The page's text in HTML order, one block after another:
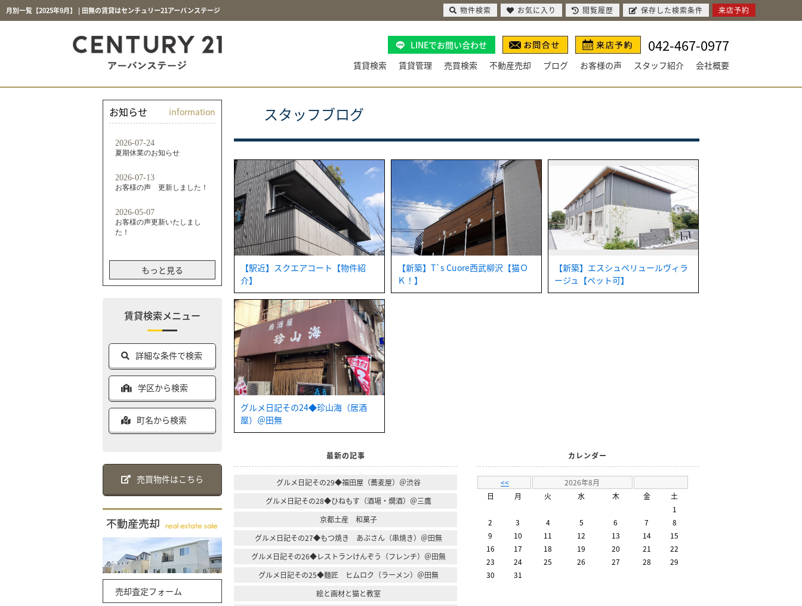
月別一覧【2025年9月】 | 田無の賃貸はセンチュリー21アーバンステージ
LINEでお問い合わせ 042-467-0977
賃貸検索 賃貸管理 売買検索 不動産売却 ブログ お客様の声 スタッフ紹介 会社概要
スタッフブログ
【駅近】スクエアコート【物件紹
介】
【新築】T`s Cuore西武柳沢【猫Ｏ
Ｋ！】
【新築】エスシュペリュールヴィラ
ージュ【ペット可】
グルメ日記その24◆珍山海（居酒
屋）＠田無
最新の記事
グルメ日記その29◆福田屋（蕎麦屋）＠渋谷
グルメ日記その28◆ひねもす（酒場・燗酒）＠三鷹
京都土産 和菓子
グルメ日記その27◆もつ焼き あぶさん（串焼き）＠田無
グルメ日記その26◆レストランけんぞう（フレンチ）＠田無
グルメ日記その25◆麺匠 ヒムロク（ラーメン）＠田無
絵と画材と猫と教室
カレンダー
<<
2026年8月
日
月 火 水 木 金
土
1
2
3 4 5 6 7
8
9
10 11 12 13 14
15
16
17 18 19 20 21
22
23
24 25 26 27 28
29
30
31
お知らせ information
もっと見る
賃貸検索メニュー
詳細な条件で検索
学区から検索
町名から検索
売買物件はこちら
売却査定フォーム
物件検索 お気に入り 閲覧履歴 保存した検索条件 来店予約